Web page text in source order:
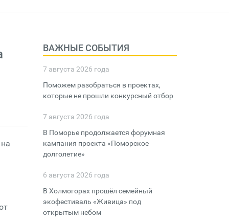
ВАЖНЫЕ СОБЫТИЯ
7 августа 2026 года
Поможем разобраться в проектах,
которые не прошли конкурсный отбор
7 августа 2026 года
В Поморье продолжается форумная
кампания проекта «Поморское
долголетие»
6 августа 2026 года
В Холмогорах прошёл семейный
экофестиваль «Живица» под
открытым небом